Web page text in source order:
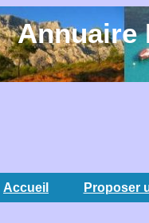
Annuaire
Accueil Proposer